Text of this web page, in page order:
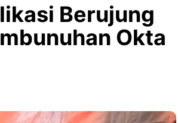
Berujung
Okta